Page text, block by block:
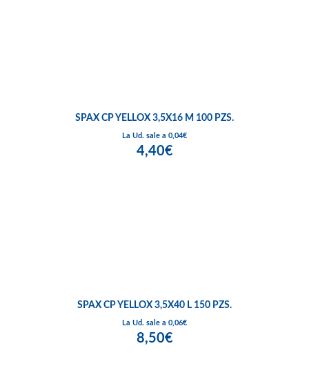
SPAX CP YELLOX 3,5X16 M 100 PZS.
La Ud. sale a 0,04€
4,40€
SPAX CP YELLOX 3,5X40 L 150 PZS.
La Ud. sale a 0,06€
8,50€